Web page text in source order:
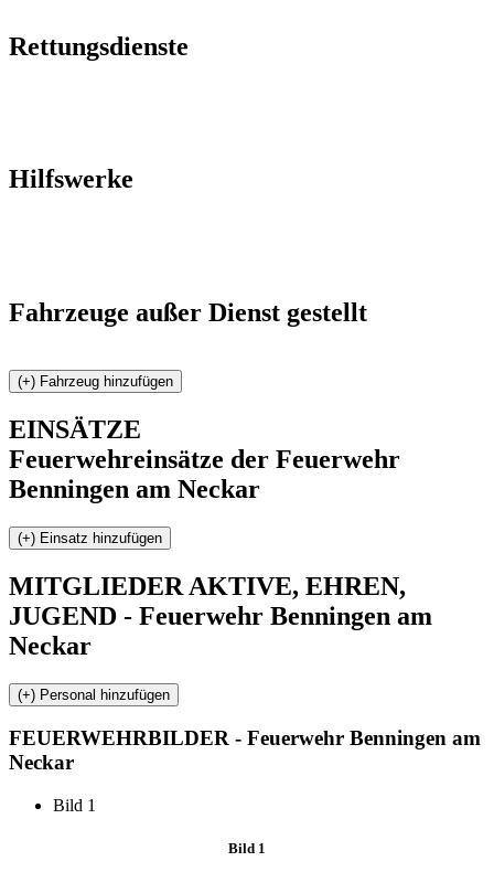
Rettungsdienste
Hilfswerke
Fahrzeuge außer Dienst gestellt
EINSÄTZE
Feuerwehreinsätze der Feuerwehr
Benningen am Neckar
MITGLIEDER AKTIVE, EHREN,
JUGEND - Feuerwehr Benningen am
Neckar
FEUERWEHRBILDER - Feuerwehr Benningen am
Neckar
Bild 1
Bild 1